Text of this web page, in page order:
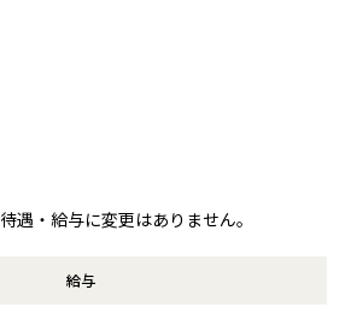
遇・給与に変更はありません。
給与